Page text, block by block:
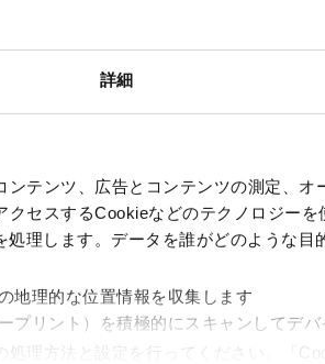
詳細
テンツ、広告とコンテンツの測定、オ
クセスするCookieなどのテクノロジー
理します。データを誰がどのような目
地理的な位置情報を収集します
プリント）を積極的にスキャンしてデ
処理方法と設定を行ってください。「